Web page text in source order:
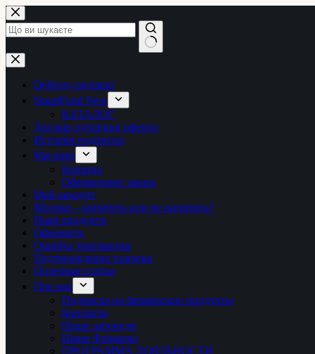
Перейти
до
вмісту
Немає
результатів
Delivery-payment
SmartFood New
КАТАЛОГ
Договір публічної оферти
История подписки
Магазин
Корзина
Оформление заказа
Мой аккаунт
Молоко – кипятить или не кипятить?
Наші продукти
Оформить
Ошибка транзакции
Подтверждение платежа
Полезные статьи
Про нас
Подписка на фермерские продукты
Контакти
Наши заповеди
Наши Фермеры
ПРОГРАММА ЛОЯЛЬНОСТИ